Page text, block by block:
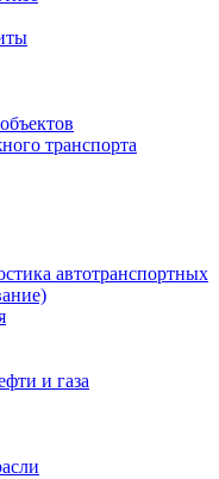
транспорта
автотранспортных
и газа